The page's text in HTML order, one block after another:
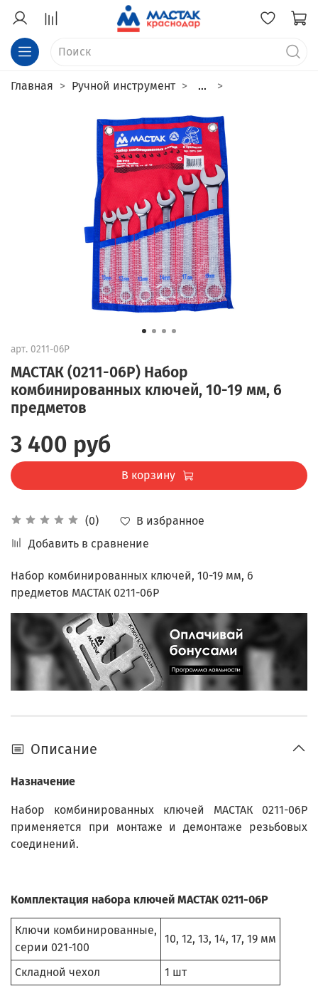
Главная Ручной инструмент ...
арт. 0211-06P
МАСТАК (0211-06P) Набор
комбинированных ключей, 10-19 мм, 6
предметов
(0)
В избранное
Добавить в сравнение
3 400 руб
В корзину
Набор комбинированных ключей, 10-19 мм, 6
предметов МАСТАК 0211-06P
Описание
Назначение
Набор комбинированных ключей МАСТАК 0211-06P
применяется при монтаже и демонтаже резьбовых
соединений.
Комплектация набора ключей МАСТАК 0211-06P
Ключи комбинированные,
серии 021-100
10, 12, 13, 14, 17, 19 мм
Складной чехол 1 шт